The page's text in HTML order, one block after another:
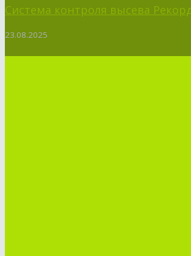
Система контроля высева
23.08.2025